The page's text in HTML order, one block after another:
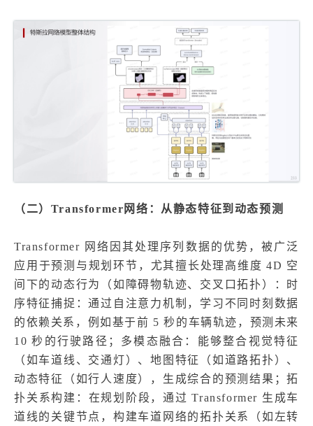
（二）Transformer网络：从静态特征到动态预测
Transformer 网络因其处理序列数据的优势，被广泛
应用于预测与规划环节，尤其擅长处理高维度 4D 空
间下的动态行为（如障碍物轨迹、交叉口拓扑）：时
序特征捕捉：通过自注意力机制，学习不同时刻数据
的依赖关系，例如基于前 5 秒的车辆轨迹，预测未来
10 秒的行驶路径；多模态融合：能够整合视觉特征
（如车道线、交通灯）、地图特征（如道路拓扑）、
动态特征（如行人速度），生成综合的预测结果；拓
扑关系构建：在规划阶段，通过 Transformer 生成车
道线的关键节点，构建车道网络的拓扑关系（如左转